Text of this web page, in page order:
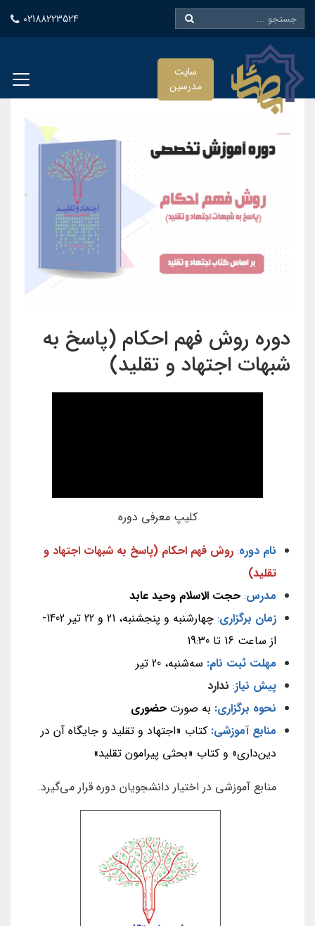
02188223524
سایت
مدرسین
دوره روش فهم احکام (پاسخ به
شبهات اجتهاد و تقلید)
کلیپ معرفی دوره
نام دوره: روش فهم احکام (پاسخ به شبهات اجتهاد و
تقلید)
مدرس: حجت الاسلام وحید عابد
زمان برگزاری:
چهارشنبه‌ و پنجشنبه، 21 و 22 تیر 1402-
از ساعت 16 تا 19:30
مهلت ثبت نام: سه‌شنبه، 20 تیر
پیش نیاز: ندارد
نحوه برگزاری: به صورت حضوری
منابع آموزشی: کتاب «اجتهاد و تقلید و جایگاه آن در
دین‌داری» و کتاب «بحثی پیرامون تقلید»
منابع آموزشی در اختیار دانشجویان دوره قرار می‌گیرد.